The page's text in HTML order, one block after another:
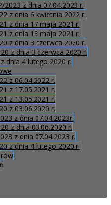
2023 z dnia 07.04.2023 r.
z dnia 6 kwietnia 2022 r.
z dnia 17 maja 2021 r.
z dnia 13 maja 2021 r.
z dnia 3 czerwca 2020 r.
z dnia 3 czerwca 2020 r.
dnia 4 lutego 2020 r.
z 06.04.2022 r.
z 17.05.2021 r.
z 13.05.2021 r.
z 03.06.2020 r.
z dnia 07.04.2023r.
z dnia 03.06.2020 r.
z dnia 07.04.2023 r.
z dnia 4 lutego 2020 r.